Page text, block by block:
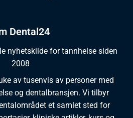
Dental24
nyhetskilde for tannhelse siden
2008
av tusenvis av personer med
og dentalbransjen. Vi tilbyr
et samlet sted for